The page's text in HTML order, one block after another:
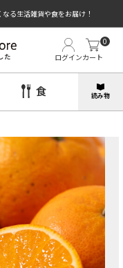
る生活雑貨や食をお届け！
た ログインカート
0
食 読み物